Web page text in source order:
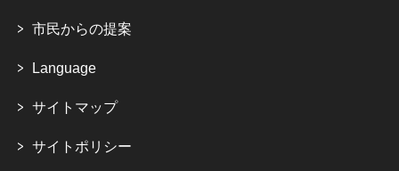
市民からの提案
Language
サイトマップ
サイトポリシー